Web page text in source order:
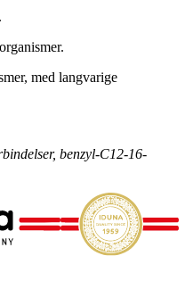
med langvarige
benzyl-C12-16-